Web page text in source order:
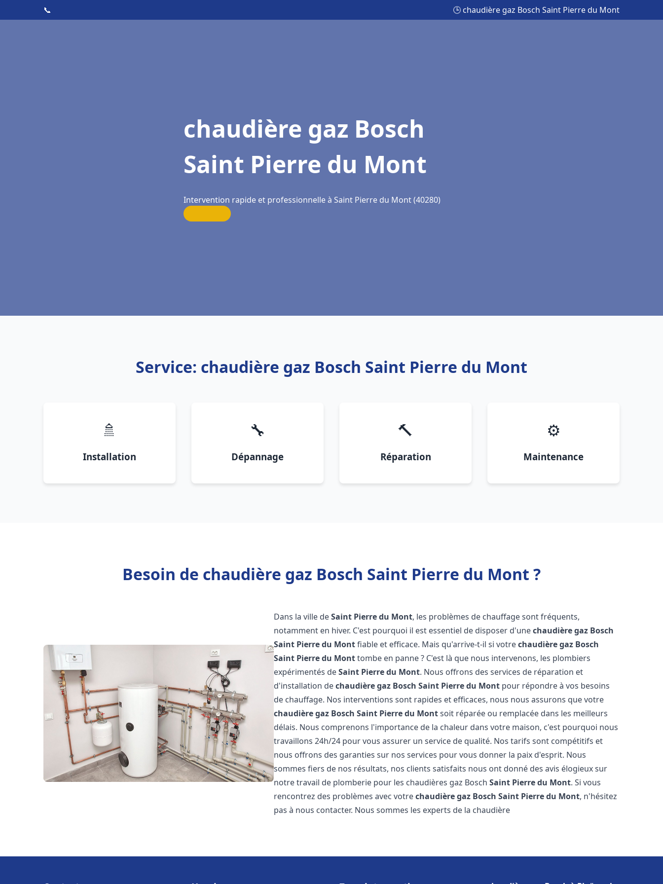
📞 🕒 chaudière gaz Bosch Saint Pierre du Mont
chaudière gaz Bosch
Saint Pierre du Mont
Intervention rapide et professionnelle à Saint Pierre du Mont (40280)
Service: chaudière gaz Bosch Saint Pierre du Mont
🚿
Installation
🔧
Dépannage
🔨
Réparation
⚙️
Maintenance
Besoin de chaudière gaz Bosch Saint Pierre du Mont ?
Dans la ville deSaint Pierre du Mont, les problèmes de chauffage sont fréquents,
notamment en hiver. C'est pourquoi il est essentiel de disposer d'unechaudière gaz Bosch
Saint Pierre du Montfiable et efficace. Mais qu'arrive-t-il si votrechaudière gaz Bosch
Saint Pierre du Monttombe en panne ? C'est là que nous intervenons, les plombiers
expérimentés deSaint Pierre du Mont. Nous offrons des services de réparation et
d'installation dechaudière gaz Bosch Saint Pierre du Mont pour répondre à vos besoins
de chauffage. Nos interventions sont rapides et efficaces, nous nous assurons que votre
chaudière gaz Bosch Saint Pierre du Montsoit réparée ou remplacée dans les meilleurs
délais. Nous comprenons l'importance de la chaleur dans votre maison, c'est pourquoi nous
travaillons 24h/24 pour vous assurer un service de qualité. Nos tarifs sont compétitifs et
nous offrons des garanties sur nos services pour vous donner la paix d'esprit. Nous
sommes fiers de nos résultats, nos clients satisfaits nous ont donné des avis élogieux sur
notre travail de plomberie pour les chaudières gaz BoschSaint Pierre du Mont. Si vous
rencontrez des problèmes avec votrechaudière gaz Bosch Saint Pierre du Mont, n'hésitez
pas à nous contacter. Nous sommes les experts de la chaudière